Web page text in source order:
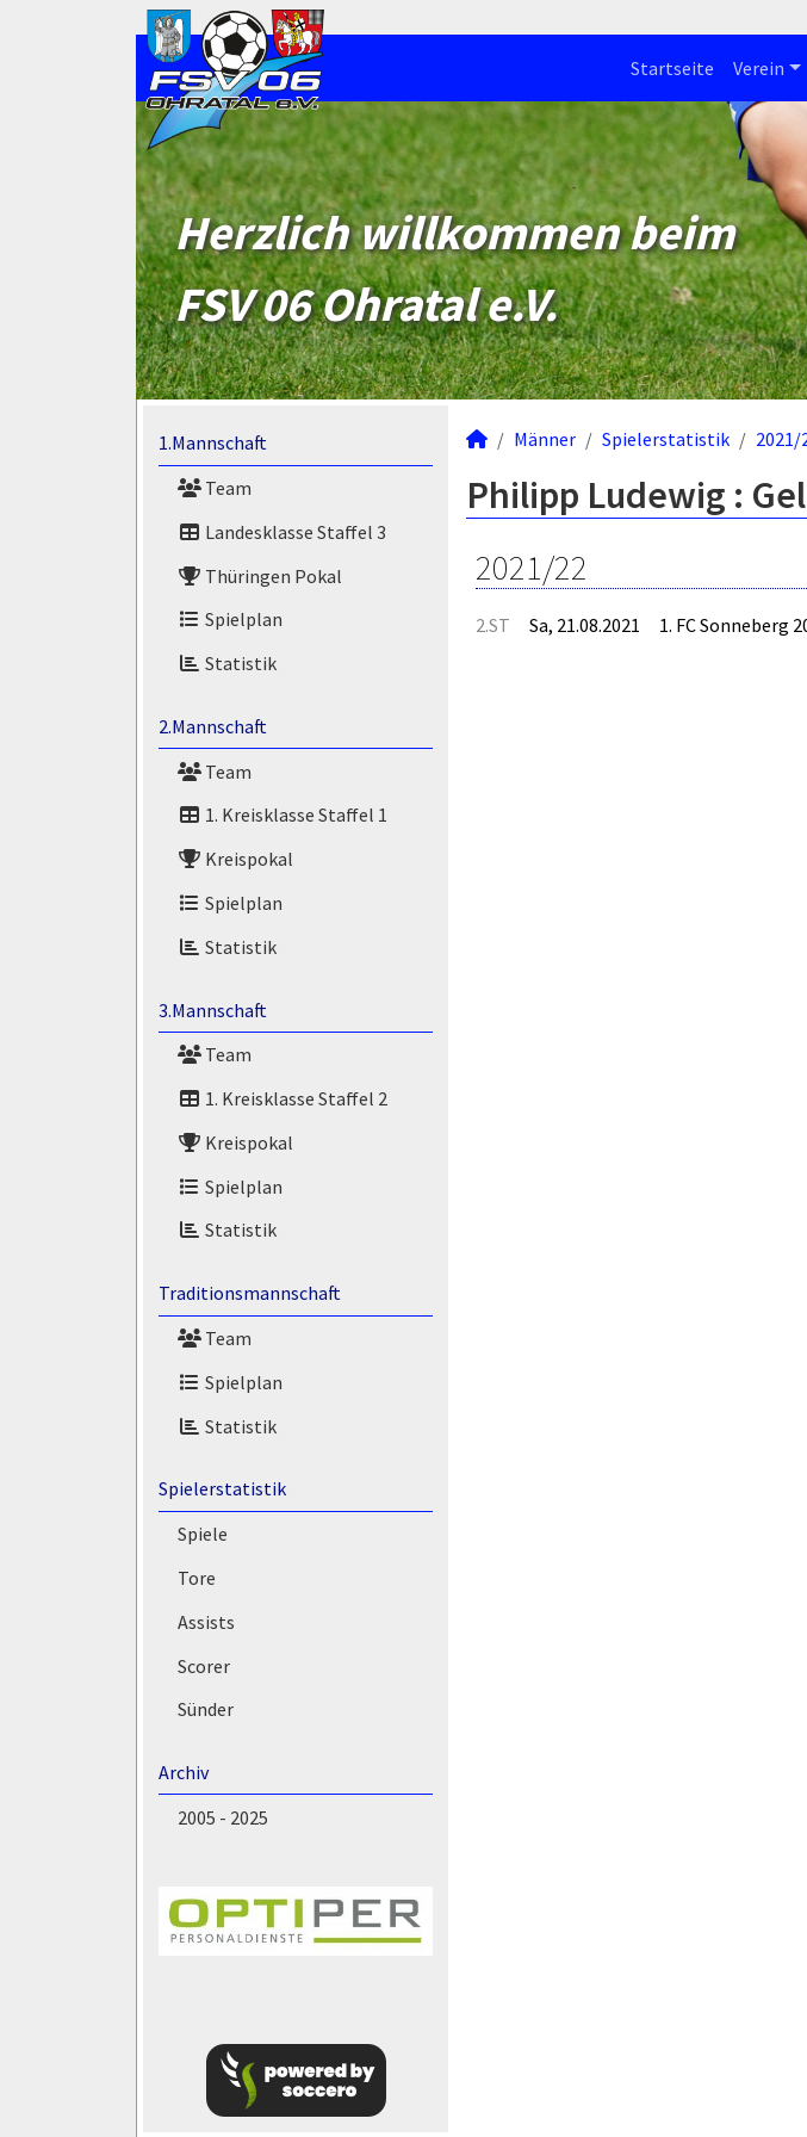
Startseite Verein
Herzlich willkommen beim
FSV 06 Ohratal e.V.
1.Mannschaft
Team
Landesklasse Staffel 3
Thüringen Pokal
Spielplan
Statistik
2.Mannschaft
Team
1. Kreisklasse Staffel 1
Kreispokal
Spielplan
Statistik
3.Mannschaft
Team
1. Kreisklasse Staffel 2
Kreispokal
Spielplan
Statistik
Traditionsmannschaft
Team
Spielplan
Statistik
Spielerstatistik
Spiele
Tore
Assists
Scorer
Sünder
Archiv
2005 - 2025
Männer Spielerstatistik 2021/
Philipp Ludewig :
2021/22
2.ST Sa, 21.08.2021 1. FC Sonneberg